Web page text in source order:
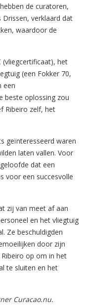
de curatoren,
verklaard dat
waardoor de
(vliegcertificaat), het
(een Fokker 70,
een
beste oplossing zou
Ribeiro zelf, het
geïnteresseerd waren
laten vallen. Voor
dat een
voor een succesvolle
zij van meet af aan
en het vliegtuig
Ze beschuldigden
door zijn
op om in het
te sluiten en het
Curacao.nu.